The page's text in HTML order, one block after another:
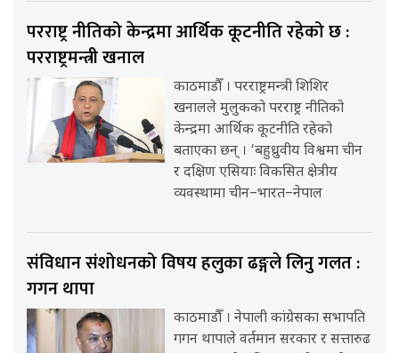
परराष्ट्र नीतिको केन्द्रमा आर्थिक कूटनीति रहेको छ :
परराष्ट्रमन्त्री खनाल
काठमाडौँ । परराष्ट्रमन्त्री शिशिर
खनालले मुलुकको परराष्ट्र नीतिको
केन्द्रमा आर्थिक कूटनीति रहेको
बताएका छन् । ‘बहुध्रुवीय विश्वमा चीन
र दक्षिण एसियाः विकसित क्षेत्रीय
व्यवस्थामा चीन–भारत–नेपाल
संविधान संशोधनको विषय हलुका ढङ्गले लिनु गलत :
गगन थापा
काठमाडौँ । नेपाली कांग्रेसका सभापति
गगन थापाले वर्तमान सरकार र सत्तारुढ